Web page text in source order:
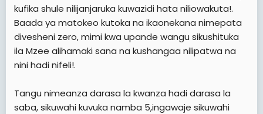
kufika shule nilijanjaruka kuwazidi hata niliowakuta!.
Baada ya matokeo kutoka na ikaonekana nimepata
divesheni zero, mimi kwa upande wangu sikushituka
ila Mzee alihamaki sana na kushangaa nilipatwa na
nini hadi nifeli!.
Tangu nimeanza darasa la kwanza hadi darasa la
saba, sikuwahi kuvuka namba 5,ingawaje sikuwahi